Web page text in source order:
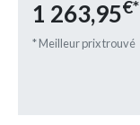
1 263,95€*
* Meilleur prix trouvé